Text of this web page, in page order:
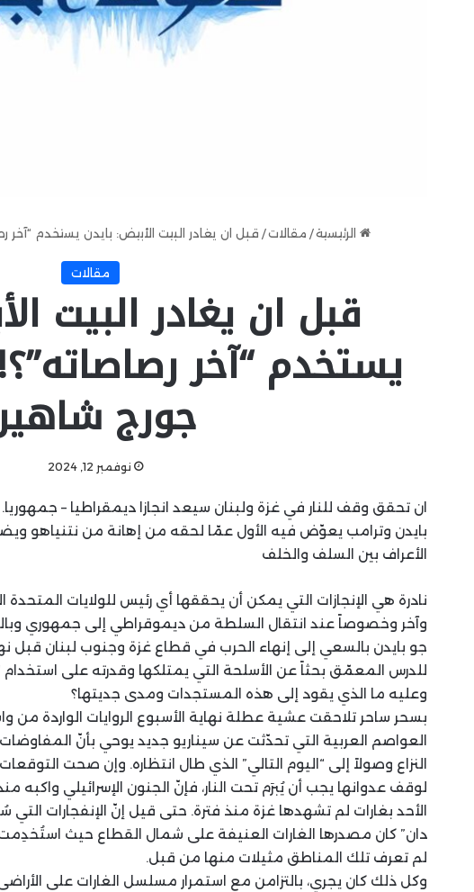
الرئيسية / مقالات / قبل ان يغادر البيت الأبيض: بايدن يستخدم
مقالات
قبل ان يغادر البيت
يستخدم “آخر
جورج
نوفمبر 12, 2024
ان تحقق وقف للنار في غزة ولبنان سيعد انجازا ديمقراطيا – جمهوريا.
بايدن وترامب يعوّض فيه الأول عمّا لحقه من إهانة من نتنياهو
الأعراف بين السلف والخلف
نادرة هي الإنجازات التي يمكن أن يحققها أي رئيس للولايات المتحدة
وآخر وخصوصاً عند انتقال السلطة من ديموقراطي إلى جمهوري
للدرس المعمّق بحثاً عن الأسلحة التي يمتلكها وقدرته على استخدام
وعليه ما الذي يقود إلى هذه المستجدات ومدى جديتها؟
بسحر ساحر تلاحقت عشية عطلة نهاية الأسبوع الروايات الواردة
العواصم العربية التي تحدّثت عن سيناريو جديد يوحي بأنّ
النزاع وصولاً إلى “اليوم التالي” الذي طال انتظاره. وإن صحت
لوقف عدوانها يجب أن يُبرَم تحت النار، فإنّ الجنون الإسرائيلي واكبه
الأحد بغارات لم تشهدها غزة منذ فترة. حتى قيل إنّ الإنفجارات
دان” كان مصدرها الغارات العنيفة على شمال القطاع حيث
لم تعرف تلك المناطق مثيلات منها من قبل.
وكل ذلك كان يجري، بالتزامن مع استمرار مسلسل الغارات على